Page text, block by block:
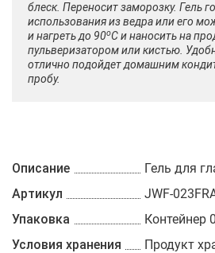
блеск. Переносит заморозку. Гель
использования из ведра или его
и нагреть до 90оС и наносить на
пульверизатором или кистью.
отлично подойдет домашним
пробу.
Описание
Гель для
Артикул
JWF-
Упаковка
Контейнер
Условия хранения
Продукт